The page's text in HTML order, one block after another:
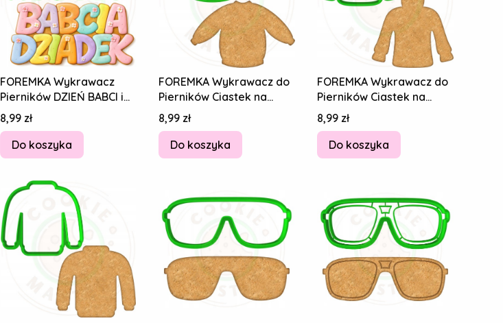
FOREMKA Wykrawacz
Pierników DZIEŃ BABCI i
DZIADKA Napis BABCIA
DZIADEK 12cm
Cena
8,99 zł
Do koszyka
FOREMKA Wykrawacz do
Pierników Ciastek na
DZIEŃ BABCI I DZIADKA
SWETER 11cm
Cena
8,99 zł
Do koszyka
FOREMKA Wykrawacz do
Pierników Ciastek na
DZIEŃ BABCI I DZIADKA
Golf Sweter
Cena
8,99 zł
Do koszyka